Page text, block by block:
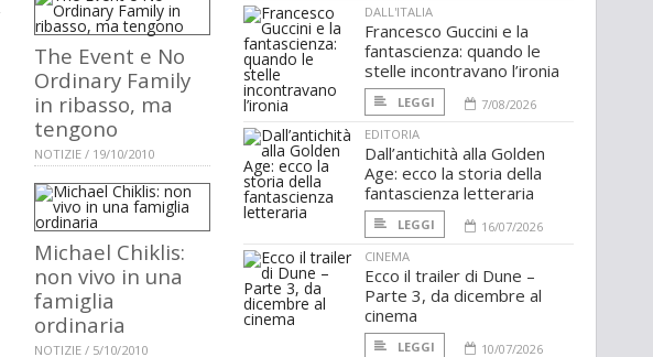
The Event e No
Ordinary Family
in ribasso, ma
tengono
NOTIZIE / 19/10/2010
Michael Chiklis:
non vivo in una
famiglia
ordinaria
NOTIZIE / 5/10/2010
DALL'ITALIA
Francesco Guccini e la
fantascienza: quando le
stelle incontravano l’ironia
LEGGI
7/08/2026
EDITORIA
Dall’antichità alla Golden
Age: ecco la storia della
fantascienza letteraria
LEGGI
16/07/2026
CINEMA
Ecco il trailer di Dune –
Parte 3, da dicembre al
cinema
LEGGI 10/07/2026